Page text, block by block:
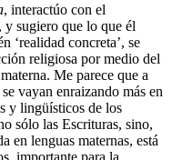
, interactúo con el
y sugiero que lo que él
‘realidad concreta’, se
religiosa por medio del
Me parece que a
vayan enraizando más en
y lingüísticos de los
sólo las Escrituras, sino,
en lenguas maternas, está
importante para la